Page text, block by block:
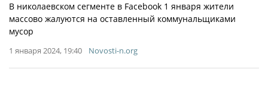
В николаевском сегменте в Facebook 1 января жители
массово жалуются на оставленный коммунальщиками
мусор
1 января 2024, 19:40 Novosti-n.org